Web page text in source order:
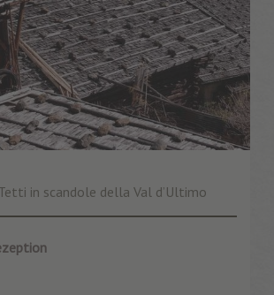
in scandole della Val d’Ultimo